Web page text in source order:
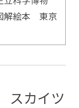
解絵本 東京
スカイツ